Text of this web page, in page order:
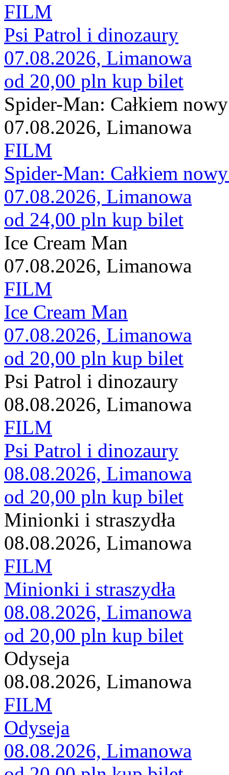
FILM
Psi Patrol i dinozaury
07.08.2026, Limanowa
od 20,00 pln kup bilet
Spider-Man: Całkiem
07.08.2026, Limanowa
FILM
Spider-Man: Całkiem
07.08.2026, Limanowa
od 24,00 pln kup bilet
Ice Cream Man
07.08.2026, Limanowa
FILM
Ice Cream Man
07.08.2026, Limanowa
od 20,00 pln kup bilet
Psi Patrol i dinozaury
08.08.2026, Limanowa
FILM
Psi Patrol i dinozaury
08.08.2026, Limanowa
od 20,00 pln kup bilet
Minionki i straszydła
08.08.2026, Limanowa
FILM
Minionki i straszydła
08.08.2026, Limanowa
od 20,00 pln kup bilet
Odyseja
08.08.2026, Limanowa
FILM
Odyseja
08.08.2026, Limanowa